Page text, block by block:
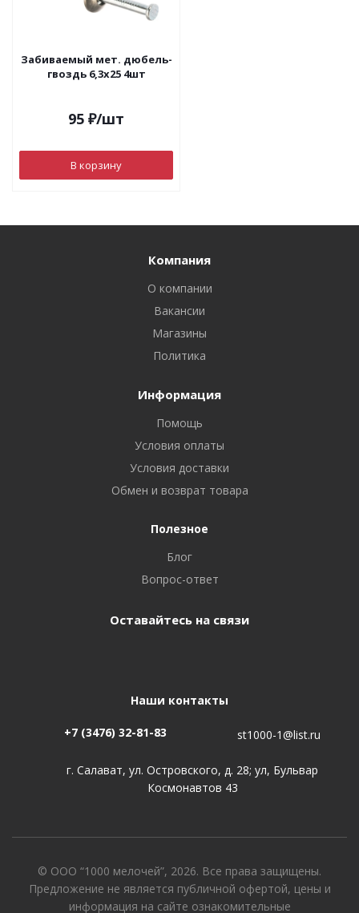
Забиваемый мет. дюбель-
гвоздь 6,3х25 4шт
95 ₽/шт
В корзину
Компания
О компании
Вакансии
Магазины
Политика
Информация
Помощь
Условия оплаты
Условия доставки
Обмен и возврат товара
Полезное
Блог
Вопрос-ответ
Оставайтесь на связи
Наши контакты
+7 (3476) 32-81-83 st1000-1@list.ru
г. Салават, ул. Островского, д. 28; ул, Бульвар
Космонавтов 43
© ООО “1000 мелочей”, 2026. Все права защищены.
Предложение не является публичной офертой, цены и
информация на сайте ознакомительные